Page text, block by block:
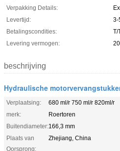
Verpakking Details:
Levertijd:
3-
Betalingscondities:
T/
Levering vermogen:
beschrijving
Hydraulische
Verplaatsing:
680 ml/r 750 ml/r 820ml/r
merk:
Roertoren
Buitendiameter:166,3 mm
Plaats van
Oorsprong:
Zhejiang, China